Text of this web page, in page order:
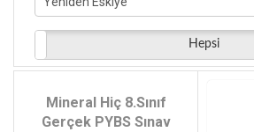
Hepsi
Mineral Hiç 8.Sınıf
Gerçek PYBS Sınav